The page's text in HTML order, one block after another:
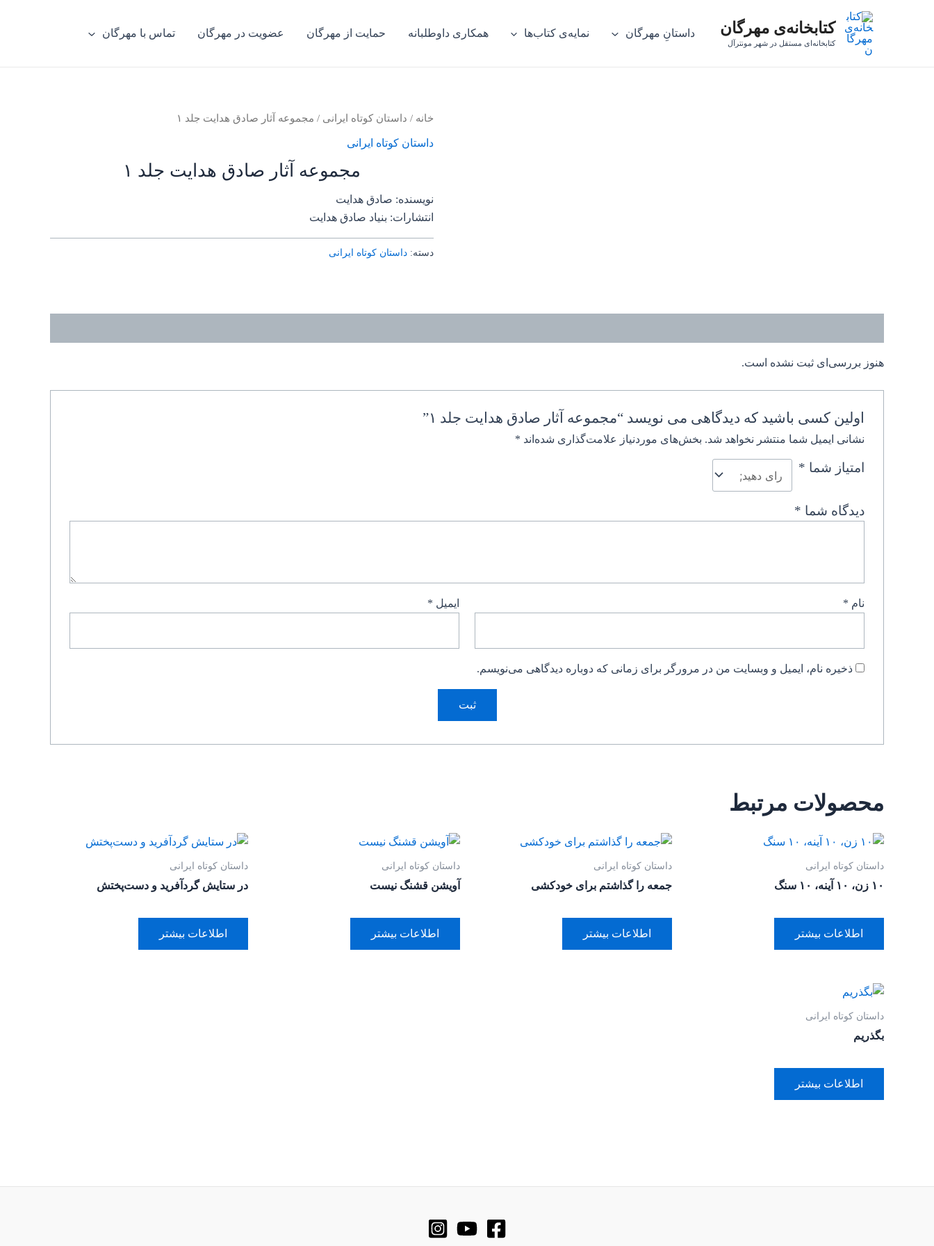
کتابخانه‌ی مهرگان
کتابخانه‌ای مستقل در شهر مونترآل
داستانِ مهرگان نمایه‌ی کتاب‌ها همکاری داوطلبانه حمایت از مهرگان عضویت در مهرگان تماس با مهرگان
خانه / داستان کوتاه ایرانی / مجموعه آثار صادق هدایت جلد ۱
داستان کوتاه ایرانی
مجموعه آثار صادق هدایت جلد ۱
نویسنده: صادق هدایت
انتشارات: بنیاد صادق هدایت
دسته: داستان کوتاه ایرانی
هنوز بررسی‌ای ثبت نشده است.
اولین کسی باشید که دیدگاهی می نویسد “مجموعه آثار صادق هدایت جلد ۱”
نشانی ایمیل شما منتشر نخواهد شد. بخش‌های موردنیاز علامت‌گذاری شده‌اند *
امتیاز شما *
دیدگاه شما *
نام * ایمیل *
ذخیره نام، ایمیل و وبسایت من در مرورگر برای زمانی که دوباره دیدگاهی می‌نویسم.
محصولات مرتبط
داستان کوتاه ایرانی
۱۰ زن، ۱۰ آینه، ۱۰ سنگ
اطلاعات بیشتر
داستان کوتاه ایرانی
جمعه را گذاشتم برای خودکشی
اطلاعات بیشتر
داستان کوتاه ایرانی
آویشن قشنگ نیست
اطلاعات بیشتر
داستان کوتاه ایرانی
در ستایش گردآفرید و دست‌پختش
اطلاعات بیشتر
داستان کوتاه ایرانی
بگذریم
اطلاعات بیشتر